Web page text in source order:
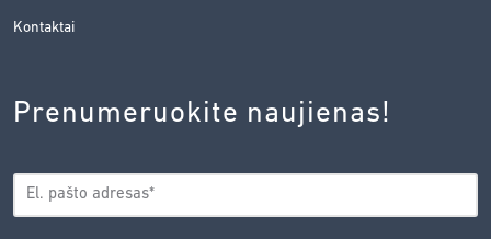
Kontaktai
Prenumeruokite naujienas!
EL.
PAŠTAS*